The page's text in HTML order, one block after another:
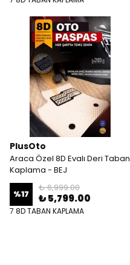
PlusOto
Araca Özel 8D Evalı Deri Taban
Kaplama - BEJ
%17
₺ 6,999.00
₺ 5,799.00
7 8D TABAN KAPLAMA